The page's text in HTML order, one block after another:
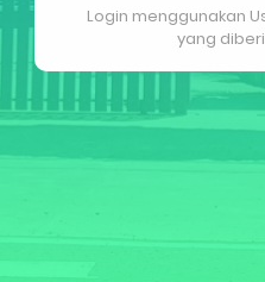
Login menggunakan
yang